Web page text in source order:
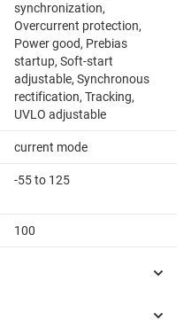
synchronization,
Overcurrent protection,
Power good, Prebias
startup, Soft-start
adjustable, Synchronous
rectification, Tracking,
UVLO adjustable
current mode
-55 to 125
100